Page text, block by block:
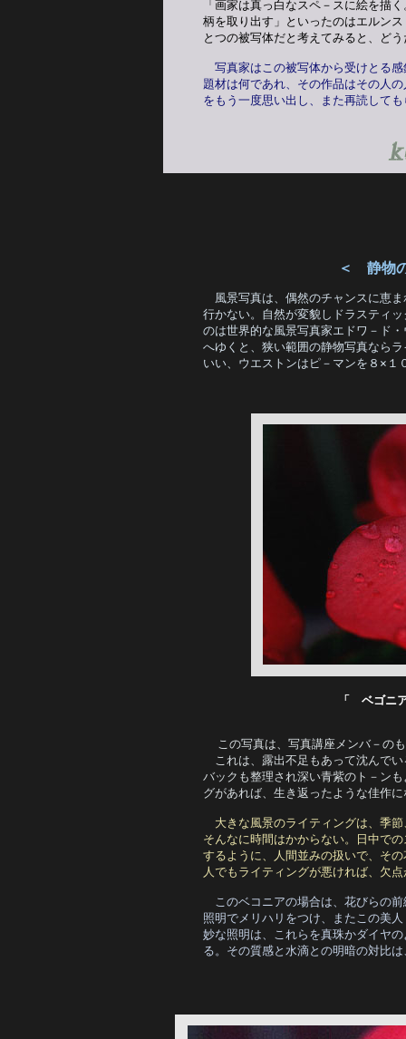
「画家は真っ白なスペ－スに絵を描
柄を取り出す」といったのはエルン
とつの被写体だと考えてみると、ど
写真家はこの被写体から受けとる
題材は何であれ、その作品はその人
をもう一度思い出し、また再読して
＜ 静物
風景写真は、偶然のチャンスに恵
行かない。自然が変貌しドラスティ
のは世界的な風景写真家エドワ－ド
へゆくと、狭い範囲の静物写真なら
いい、ウエストンはピ－マンを８×１
「 ベゴニ
この写真は、写真講座メンバ－の
これは、露出不足もあって沈んで
バックも整理され深い青紫のト－ン
グがあれば、生き返ったような佳作
大きな風景のライティングは、季
そんなに時間はかからない。日中で
するように、人間並みの扱いで、そ
人でもライティングが悪ければ、欠
このベコニアの場合は、花びらの
照明でメリハリをつけ、またこの美
妙な照明は、これらを真珠かダイヤ
る。その質感と水滴との明暗の対比